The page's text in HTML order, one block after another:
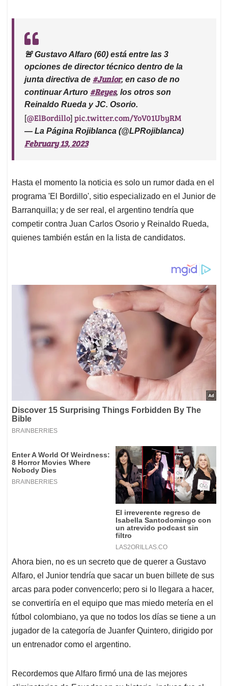
🚨 Gustavo Alfaro (60) está entre las 3
opciones de director técnico dentro de la
junta directiva de #Junior, en caso de no
continuar Arturo #Reyes, los otros son
Reinaldo Rueda y JC. Osorio.
[@ElBordillo] pic.twitter.com/YoV01UbyRM
— La Página Rojiblanca (@LPRojiblanca)
February 13, 2023
Hasta el momento la noticia es solo un rumor dada en el
programa 'El Bordillo', sitio especializado en el Junior de
Barranquilla; y de ser real, el argentino tendría que
competir contra Juan Carlos Osorio y Reinaldo Rueda,
quienes también están en la lista de candidatos.
Ahora bien, no es un secreto que de querer a Gustavo
Alfaro, el Junior tendría que sacar un buen billete de sus
arcas para poder convencerlo; pero si lo llegara a hacer,
se convertiría en el equipo que mas miedo metería en el
fútbol colombiano, ya que no todos los días se tiene a un
jugador de la categoría de Juanfer Quintero, dirigido por
un entrenador como el argentino.
Recordemos que Alfaro firmó una de las mejores